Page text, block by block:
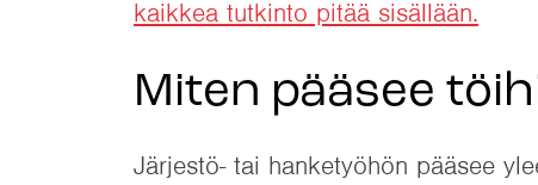
kaikkea tutkinto pitää sisällään.
Miten pääsee
Järjestö- tai hanketyöhön pääsee